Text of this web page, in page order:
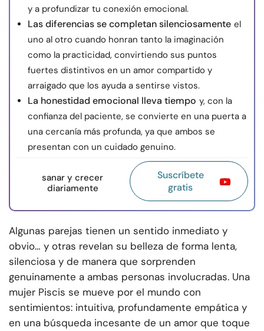
y a profundizar tu conexión emocional.
Las diferencias se completan silenciosamente el
uno al otro cuando honran tanto la imaginación
como la practicidad, convirtiendo sus puntos
fuertes distintivos en un amor compartido y
arraigado que los ayuda a sentirse vistos.
La honestidad emocional lleva tiempo y, con la
confianza del paciente, se convierte en una puerta a
una cercanía más profunda, ya que ambos se
presentan con un cuidado genuino.
sanar y crecer
diariamente
Suscríbete
gratis
Algunas parejas tienen un sentido inmediato y
obvio… y otras revelan su belleza de forma lenta,
silenciosa y de manera que sorprenden
genuinamente a ambas personas involucradas. Una
mujer Piscis se mueve por el mundo con
sentimientos: intuitiva, profundamente empática y
en una búsqueda incesante de un amor que toque